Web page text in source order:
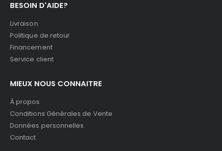
BESOIN D'AIDE?
Livraison
Politique de retour
Financement
Service client
MIEUX NOUS CONNAITRE
À propos
Conditions Générales de Vente
Données personnelles
Contact